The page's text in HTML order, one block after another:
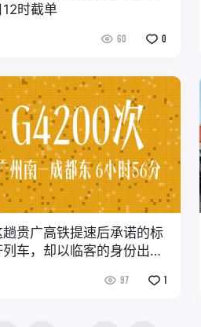
12时截单
60 0
趟贵广高铁提速后承诺的标
列车，却以临客的身份出现
97 1